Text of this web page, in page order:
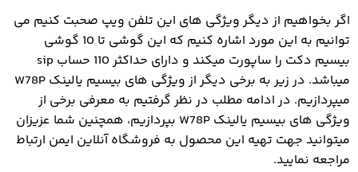
اگر بخواهیم از دیگر ویژگی های این تلفن ویپ صحبت کنیم می
توانیم به این مورد اشاره کنیم که این گوشی تا 10 گوشی
بیسیم دکت را ساپورت میکند و دارای حداکثر 110 حساب sip
میباشد. در زیر به برخی دیگر از ویژگی های بیسیم یالینک W78P
میپردازیم. در ادامه مطلب در نظر گرفتیم به معرفی برخی از
ویژگی های بیسیم یالینک W78P بپردازیم، همچنین شما عزیزان
میتوانید جهت تهیه این محصول به فروشگاه آنلاین ایمن ارتباط
مراجعه نمایید.